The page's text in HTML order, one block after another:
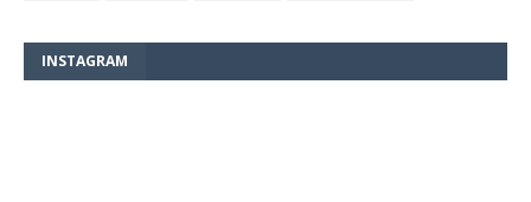
INSTAGRAM